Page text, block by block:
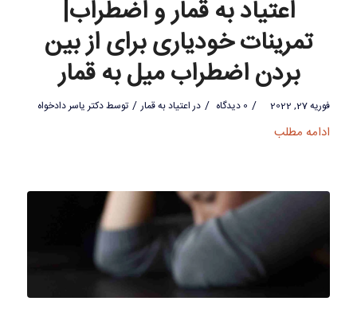
اعتیاد به قمار و اضطراب|
تمرینات خودیاری برای از بین
بردن اضطراب میل به قمار
فوریه 27, 2022 / 0 دیدگاه / دراعتیاد به قمار / توسطدکتر یاسر دادخواه
ادامه مطلب